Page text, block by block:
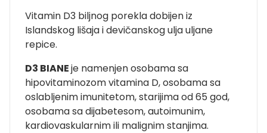
Vitamin D3 biljnog porekla dobijen iz
Islandskog lišaja i devičanskog ulja uljane
repice.
D3 BIANEje namenjen osobama sa
hipovitaminozom vitamina D, osobama sa
oslabljenim imunitetom, starijima od 65 god,
osobama sa dijabetesom, autoimunim,
kardiovaskularnim ili malignim stanjima.